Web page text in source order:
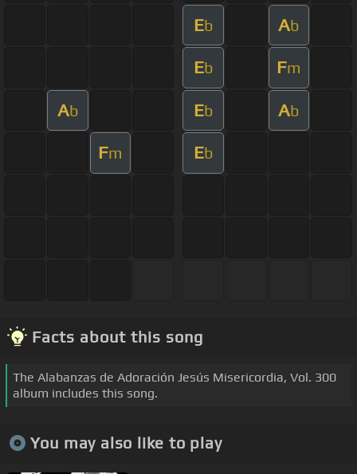
Eb Ab
Eb Fm
Ab Eb Ab
Fm Eb
Facts about this song
The Alabanzas de Adoración Jesús Misericordia, Vol. 300
album includes this song.
You may also like to play